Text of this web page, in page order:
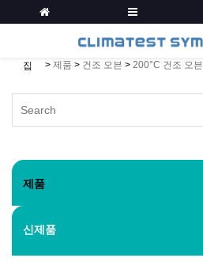
집 > 제품 > 건조 오븐 > 200°C 건조 오븐
제품
신제품